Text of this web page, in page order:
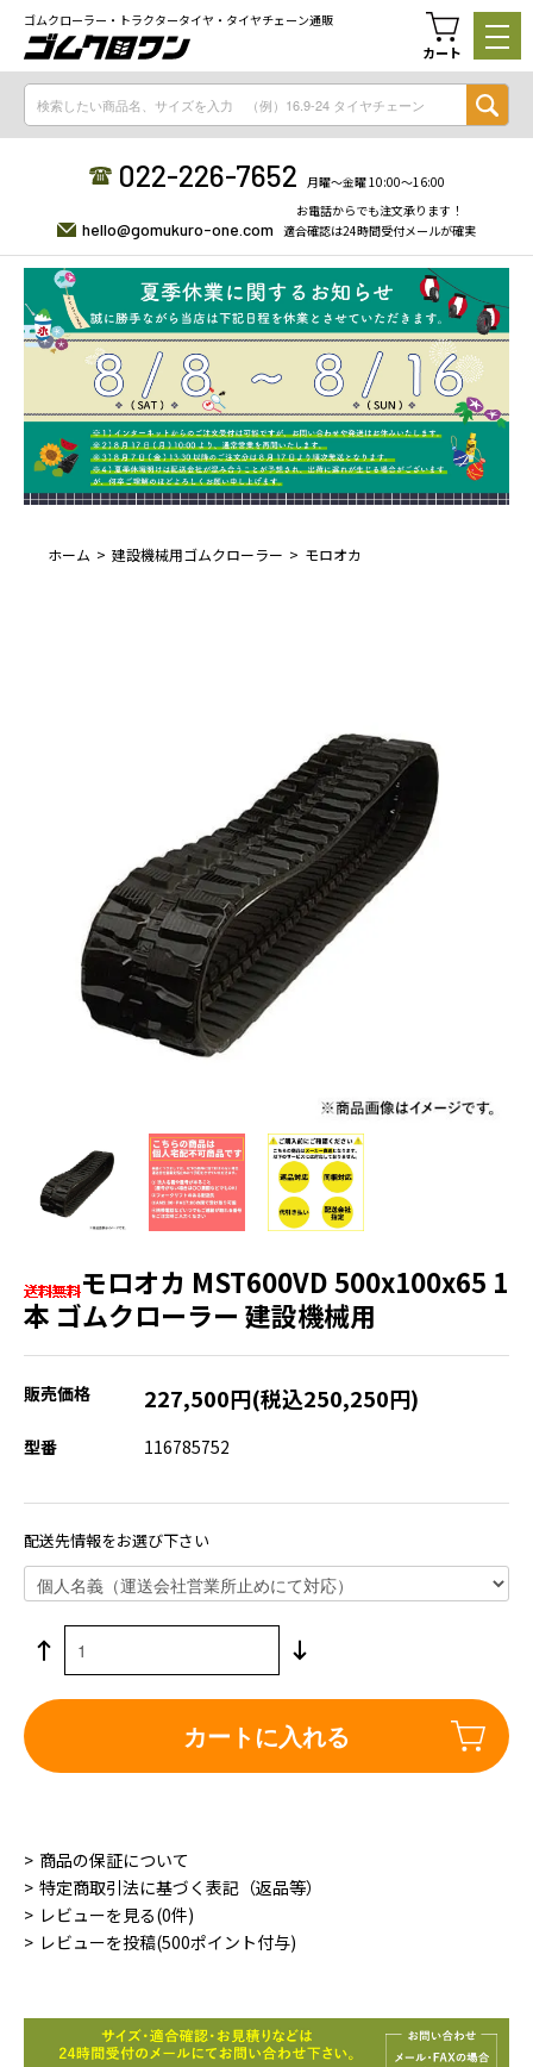
ゴムクローラー・トラクタータイヤ・タイヤチェーン通販
カート
022-226-7652 月曜〜金曜 10:00〜16:00
hello@gomukuro-one.com
お電話からでも注文承ります！
適合確認は24時間受付メールが確実
ホーム 建設機械用ゴムクローラー モロオカ
モロオカ MST600VD 500x100x65 1
本 ゴムクローラー 建設機械用
販売価格 227,500円(税込250,250円)
型番 116785752
配送先情報をお選び下さい
カートに入れる
商品の保証について
特定商取引法に基づく表記（返品等）
レビューを見る(0件)
レビューを投稿(500ポイント付与)